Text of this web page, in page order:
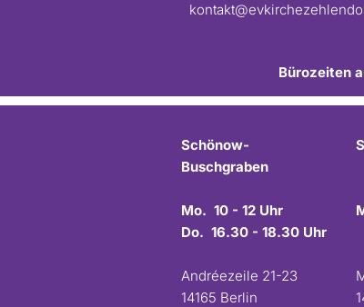
Bürozeiten
Schönow-
Buschgraben
Mo. 10 - 12 Uhr
Do. 16.30 - 18.30 Uhr
Andréezeile 21-23
14165 Berlin